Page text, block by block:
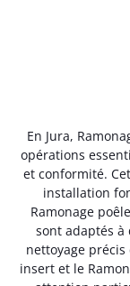
En Jura,
opérations
et conformité.
installation
Ramonage
sont adaptés à
nettoyage
insert et le